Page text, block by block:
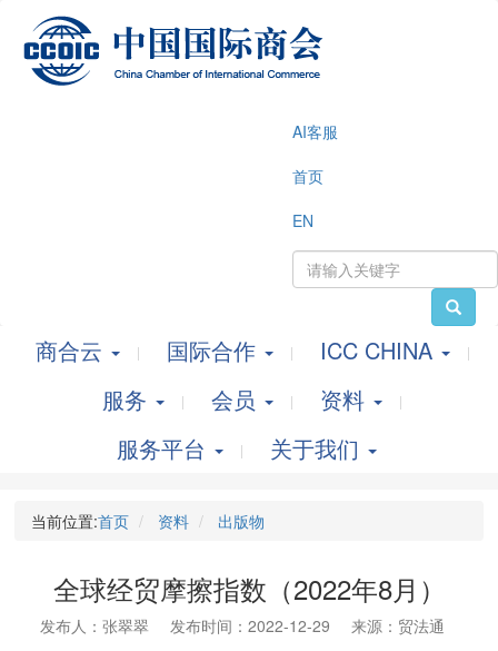
AI客服
首页
EN
商合云 国际合作
ICC CHINA
服务
会员
资料
服务平台
关于我们
当前位置:首页 资料 出版物
全球经贸摩擦指数（2022年8月）
发布人：张翠翠 发布时间：2022-12-29 来源：贸法通